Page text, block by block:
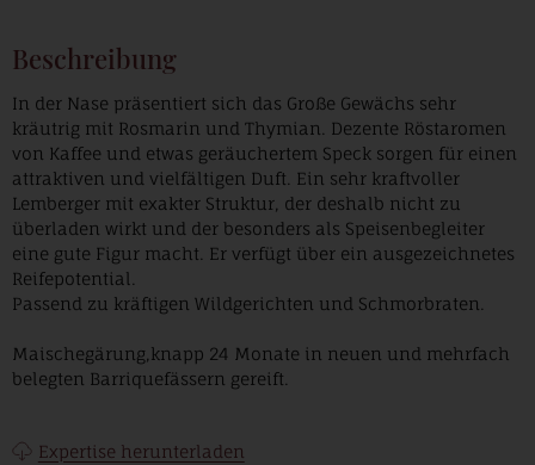
Beschreibung
In der Nase präsentiert sich das Große Gewächs sehr
kräutrig mit Rosmarin und Thymian. Dezente Röstaromen
von Kaffee und etwas geräuchertem Speck sorgen für einen
attraktiven und vielfältigen Duft. Ein sehr kraftvoller
Lemberger mit exakter Struktur, der deshalb nicht zu
überladen wirkt und der besonders als Speisenbegleiter
eine gute Figur macht. Er verfügt über ein ausgezeichnetes
Reifepotential.
Passend zu kräftigen Wildgerichten und Schmorbraten.
Maischegärung,knapp 24 Monate in neuen und mehrfach
belegten Barriquefässern gereift.
Expertise herunterladen